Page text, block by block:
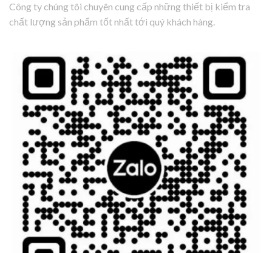
Công ty chúng tôi chuyên cung cấp những thiết bị kiểm tra
chất lượng sản phẩm tốt nhất tới quý khách hàng.